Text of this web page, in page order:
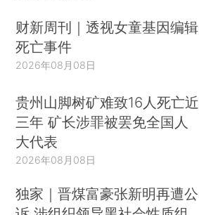
财新周刊｜透视女童基因编辑
死亡事件
2026年08月08日
贵州山脚树矿难致16人死亡近
三年 矿长涉罪被罢免全国人
大代表
2026年08月08日
独家｜晋煤富豪张新明再遭公